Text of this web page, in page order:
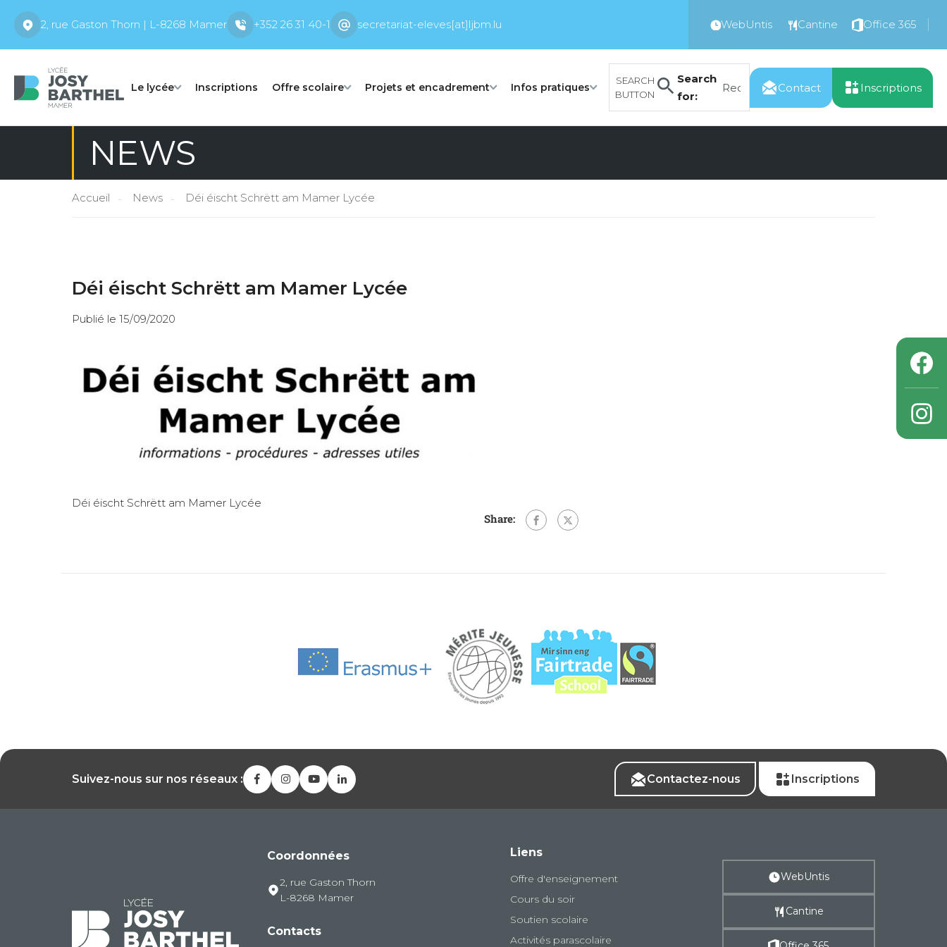
2, rue Gaston Thorn | L-8268 Mamer +352 26 31 40-1 secretariat-eleves[at]ljbm.lu WebUntis Cantine Office 365
Le lycée Inscriptions Offre scolaire Projets et encadrement Infos pratiques
Search
for:
SEARCH
BUTTON
Contact Inscriptions
NEWS
Accueil News Déi éischt Schrëtt am Mamer Lycée
Déi éischt Schrëtt am Mamer Lycée
Publié le 15/09/2020
Déi éischt Schrëtt am Mamer Lycée
Share:
Suivez-nous sur nos réseaux : Contactez-nous Inscriptions
Coordonnées
2, rue Gaston Thorn
L-8268 Mamer
Contacts
Liens
Offre d'enseignement
Cours du soir
Soutien scolaire
Activités parascolaire
WebUntis
Cantine